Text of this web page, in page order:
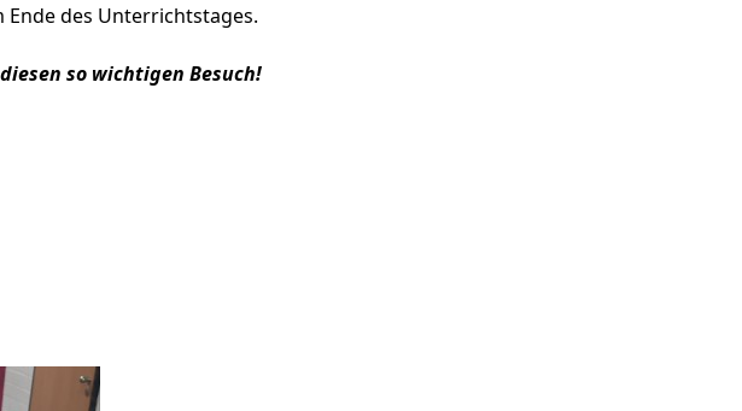
Ende des Unterrichtstages.
so wichtigen Besuch!